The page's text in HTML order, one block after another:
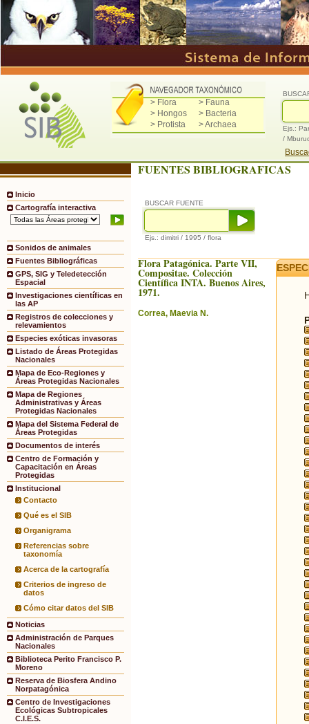
> Flora
> Fauna
> Hongos
> Bacteria
> Protista
> Archaea
Ejs.:
/
Inicio
Cartografía interactiva
Sonidos de animales
Fuentes Bibliográficas
GPS, SIG y Teledetección
Espacial
Investigaciones científicas en
las AP
Registros de colecciones y
relevamientos
Especies exóticas invasoras
Listado de Áreas Protegidas
Nacionales
Mapa de Eco-Regiones y
Áreas Protegidas Nacionales
Mapa de Regiones
Administrativas y Áreas
Protegidas Nacionales
Mapa del Sistema Federal de
Áreas Protegidas
Documentos de interés
Centro de Formación y
Capacitación en Áreas
Protegidas
Institucional
Contacto
Qué es el SIB
Organigrama
Referencias sobre
taxonomía
Acerca de la cartografía
Criterios de ingreso de
datos
Cómo citar datos del SIB
Noticias
Administración de Parques
Nacionales
Biblioteca Perito Francisco P.
Moreno
Reserva de Biosfera Andino
Norpatagónica
Centro de Investigaciones
Ecológicas Subtropicales
C.I.E.S.
FUENTES BIBLIOGRAFICAS
BUSCAR FUENTE
Ejs.: dimitri / 1995 / flora
Flora Patagónica. Parte VII,
Compositae. Colección
Científica INTA. Buenos Aires,
1971.
Correa, Maevia N.